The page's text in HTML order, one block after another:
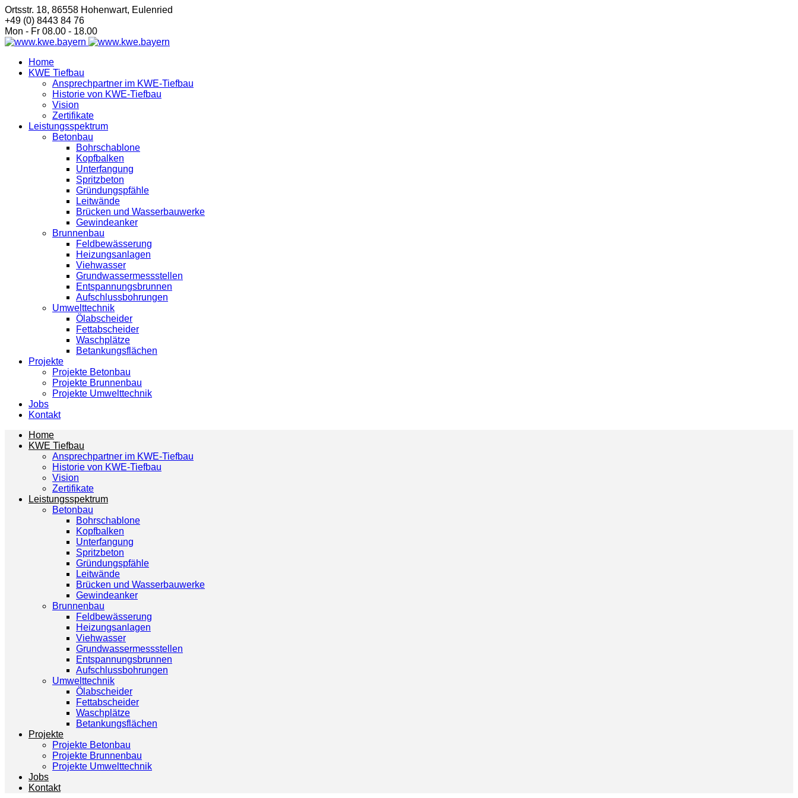
Ortsstr. 18, 86558 Hohenwart, Eulenried
+49 (0) 8443 84 76
Mon - Fr 08.00 - 18.00
Home
KWE Tiefbau
Ansprechpartner im KWE-Tiefbau
Historie von KWE-Tiefbau
Vision
Zertifikate
Leistungsspektrum
Betonbau
Bohrschablone
Kopfbalken
Unterfangung
Spritzbeton
Gründungspfähle
Leitwände
Brücken und Wasserbauwerke
Gewindeanker
Brunnenbau
Feldbewässerung
Heizungsanlagen
Viehwasser
Grundwassermessstellen
Entspannungsbrunnen
Aufschlussbohrungen
Umwelttechnik
Ölabscheider
Fettabscheider
Waschplätze
Betankungsflächen
Projekte
Projekte Betonbau
Projekte Brunnenbau
Projekte Umwelttechnik
Jobs
Kontakt
Home
KWE Tiefbau
Ansprechpartner im KWE-Tiefbau
Historie von KWE-Tiefbau
Vision
Zertifikate
Leistungsspektrum
Betonbau
Bohrschablone
Kopfbalken
Unterfangung
Spritzbeton
Gründungspfähle
Leitwände
Brücken und Wasserbauwerke
Gewindeanker
Brunnenbau
Feldbewässerung
Heizungsanlagen
Viehwasser
Grundwassermessstellen
Entspannungsbrunnen
Aufschlussbohrungen
Umwelttechnik
Ölabscheider
Fettabscheider
Waschplätze
Betankungsflächen
Projekte
Projekte Betonbau
Projekte Brunnenbau
Projekte Umwelttechnik
Jobs
Kontakt